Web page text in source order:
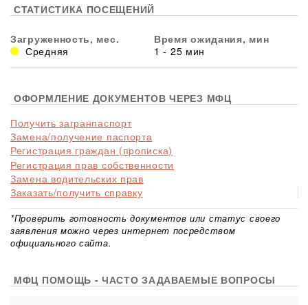
СТАТИСТИКА ПОСЕЩЕНИЙ
Загруженность, мес.
Средняя
Время ожидания, мин
1 - 25 мин
ОФОРМЛЕНИЕ ДОКУМЕНТОВ ЧЕРЕЗ МФЦ
Получить загранпаспорт
Замена/получение паспорта
Регистрация граждан (прописка)
Регистрация прав собственности
Замена водительских прав
Заказать/получить справку
*Проверить готовность документов или статус своего
заявления можно через интернет посредством
официального сайта.
МФЦ ПОМОЩЬ - ЧАСТО ЗАДАВАЕМЫЕ ВОПРОСЫ